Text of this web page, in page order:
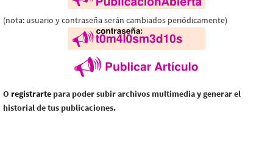
(nota: usuario y contraseña serán cambiados periódicamente)
O registrarte para poder subir archivos multimedia y generar el
historial de tus publicaciones.